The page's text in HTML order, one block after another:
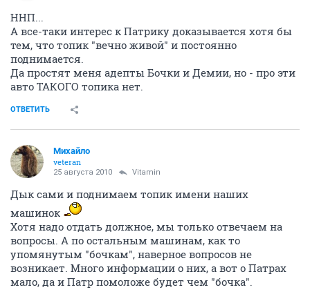
ННП...
А все-таки интерес к Патрику доказывается хотя бы
тем, что топик "вечно живой" и постоянно
поднимается.
Да простят меня адепты Бочки и Демии, но - про эти
авто ТАКОГО топика нет.
ОТВЕТИТЬ
Михайло
veteran
25 августа 2010 Vitamin
Дык сами и поднимаем топик имени наших
машинок
Хотя надо отдать должное, мы только отвечаем на
вопросы. А по остальным машинам, как то
упомянутым "бочкам", наверное вопросов не
возникает. Много информации о них, а вот о Патрах
мало, да и Патр помоложе будет чем "бочка".